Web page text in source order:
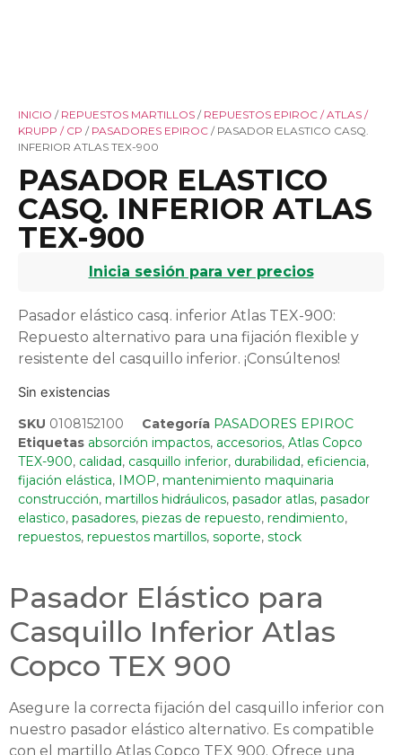
INICIO / REPUESTOS MARTILLOS / REPUESTOS EPIROC / ATLAS /
KRUPP / CP / PASADORES EPIROC / PASADOR ELASTICO CASQ.
INFERIOR ATLAS TEX-900
PASADOR ELASTICO
CASQ. INFERIOR ATLAS
TEX-900
Inicia sesión para ver precios
Pasador elástico casq. inferior Atlas TEX-900:
Repuesto alternativo para una fijación flexible y
resistente del casquillo inferior. ¡Consúltenos!
Sin existencias
SKU 0108152100 Categoría PASADORES EPIROC
Etiquetas absorción impactos, accesorios, Atlas Copco
TEX-900, calidad, casquillo inferior, durabilidad, eficiencia,
fijación elástica, IMOP, mantenimiento maquinaria
construcción, martillos hidráulicos, pasador atlas, pasador
elastico, pasadores, piezas de repuesto, rendimiento,
repuestos, repuestos martillos, soporte, stock
Pasador Elástico para
Casquillo Inferior Atlas
Copco TEX 900
Asegure la correcta fijación del casquillo inferior con
nuestro pasador elástico alternativo. Es compatible
con el martillo Atlas Copco TEX 900. Ofrece una